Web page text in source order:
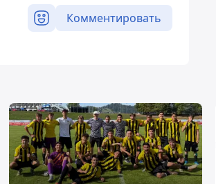
Комментировать